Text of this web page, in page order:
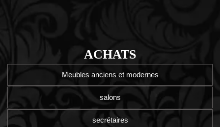
ACHATS
Meubles anciens et modernes
salons
secrétaires